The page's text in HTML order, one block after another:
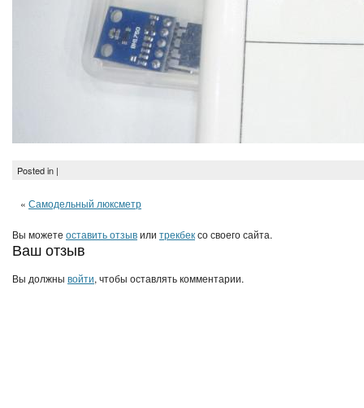
Posted in |
« Самодельный люксметр
Вы можете оставить отзывили трекбексо своего сайта.
Ваш отзыв
Вы должны войти, чтобы оставлять комментарии.